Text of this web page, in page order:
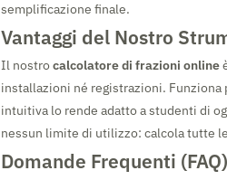
semplificazione finale.
Vantaggi del Nostro
Il nostrocalcolatore di frazioni online
installazioni né registrazioni.
intuitiva lo rende adatto a studenti di
nessun limite di utilizzo: calcola tutte
Domande Frequenti (FAQ)